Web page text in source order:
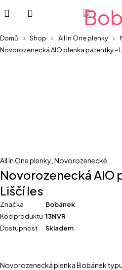
Domů Shop All In One plenky
Novorozenecká AIO plenka patentky –
All In One plenky Novorozenecké
Novorozenecká AIO
Liščí les
Značka
Bobánek
Kód produktu 13NVR
Dostupnost
Skladem
Novorozenecká plenka Bobánek typu